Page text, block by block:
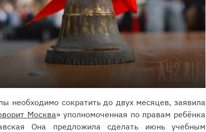
необходимо сократить до двух месяцев, заявила
Москва» уполномоченная по правам ребёнка
Она предложила сделать июнь учебным